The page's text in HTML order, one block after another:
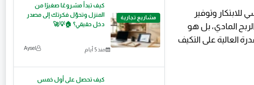
للابتكار وتوفير
المادي، بل هو
العالية على التكيف
مشاريع تجارية
كيف تبدأ مشروعًا صغيرًا من
المنزل وتحوّل فكرتك إلى مصدر
دخل حقيقي؟ 🏠💡🚀
منذ 5 أيام Aysel
كيف تحصل على أول خمس